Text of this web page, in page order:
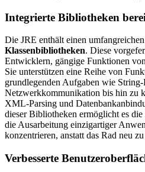
Integrierte Bibliotheken
Die JRE enthält einen
Klassenbibliotheken. Diese
Entwicklern, gängige Funktionen
Sie unterstützen eine Reihe von
grundlegenden Aufgaben wie
Netzwerkkommunikation bis hin zu
XML-Parsing und
dieser Bibliotheken ermöglicht es
die Ausarbeitung einzigartiger
konzentrieren, anstatt das Rad neu
Verbesserte